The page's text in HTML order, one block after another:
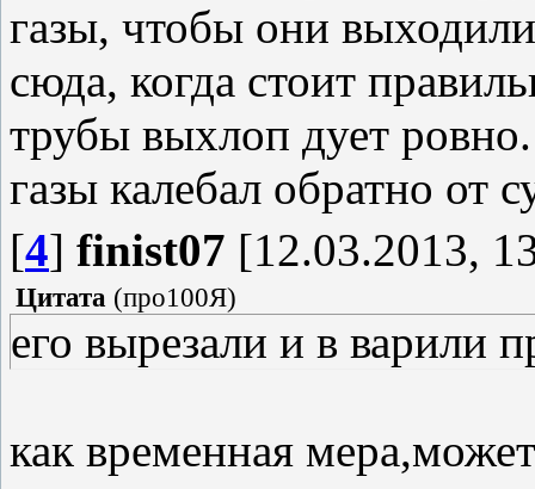
газы, чтобы они
сюда, когда стоит
трубы выхлоп дует ровно.
газы калебал обратно от
[4] finist07 [12.03.2013,
Цитата (про100Я)
его вырезали и в варили
как временная